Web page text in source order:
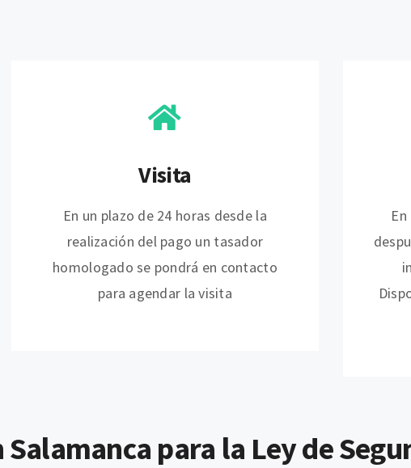
Visita
En un plazo de 24 horas desde la
realización del pago un tasador
homologado se pondrá en contacto
para agendar la visita
para la Ley de